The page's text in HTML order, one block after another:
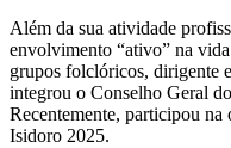
Além da sua atividade
envolvimento “ativo” na
grupos folclóricos, dirigente
integrou o Conselho Geral
Recentemente, participou na
Isidoro 2025.